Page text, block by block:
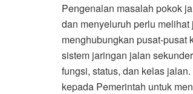
Pengenalan masalah pokok
dan menyeluruh perlu
menghubungkan pusat-pusat
sistem jaringan jalan
fungsi, status, dan kelas
kepada Pemerintah untuk